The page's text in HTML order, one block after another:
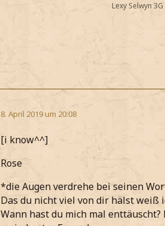
Lexy Selwyn 3G
8. April 2019 um 20:08
[i know^^]
Rose
*die Augen verdrehe bei seinen
Das du nicht viel von dir hälst weiß
Wann hast du mich mal